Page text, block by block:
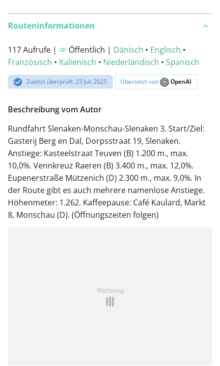
Routeninformationen
117 Aufrufe | Öffentlich | Dänisch • Englisch •
Französisch • Italienisch • Niederländisch • Spanisch
Zuletzt überprüft: 23 Juli 2025 Übersetzt von OpenAI
Beschreibung vom Autor
Rundfahrt Slenaken-Monschau-Slenaken 3. Start/Ziel:
Gasterij Berg en Dal, Dorpsstraat 19, Slenaken.
Anstiege: Kasteelstraat Teuven (B) 1.200 m., max.
10,0%. Vennkreuz Raeren (B) 3.400 m., max. 12,0%.
Eupenerstraße Mützenich (D) 2.300 m., max. 9,0%. In
der Route gibt es auch mehrere namenlose Anstiege.
Höhenmeter: 1.262. Kaffeepause: Café Kaulard, Markt
8, Monschau (D). (Öffnungszeiten folgen)
Werbung